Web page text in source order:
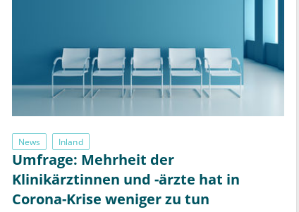
News Inland
Umfrage: Mehrheit der
Klinikärztinnen und -ärzte hat in
Corona-Krise weniger zu tun